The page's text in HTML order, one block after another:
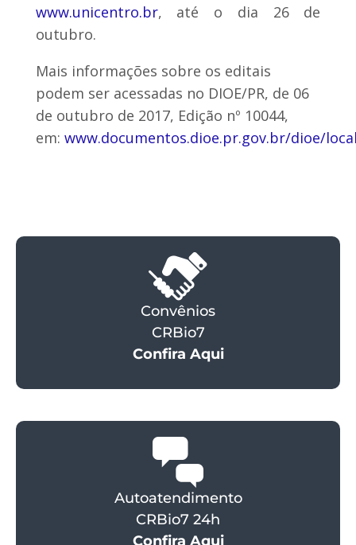
www.unicentro.br, até o dia 26 de
outubro.
Mais informações sobre os editais
podem ser acessadas no DIOE/PR, de 06
de outubro de 2017, Edição nº 10044,
em: www.documentos.dioe.pr.gov.br/dioe/
Convênios
CRBio7
Confira Aqui
Autoatendimento
CRBio7 24h
Confira Aqui